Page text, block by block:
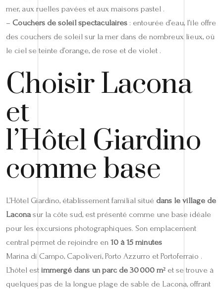
mer, aux ruelles pavées et aux maisons pastel .
– Couchers de soleil spectaculaires : entourée d’eau, l’île offre
des couchers de soleil sur la mer dans de nombreux lieux, où
le ciel se teinte d’orange, de rose et de violet .
Choisir Lacona
et
l’Hôtel Giardino
comme base
L’Hôtel Giardino, établissement familial situé dans le village de
Laconasur la côte sud, est présenté comme une base idéale
pour les excursions photographiques. Son emplacement
central permet de rejoindre en 10 à 15 minutes
Marina di Campo, Capoliveri, Porto Azzurro et Portoferraio .
L’hôtel est immergé dans un parc de 30 000 m² et se trouve à
quelques pas de la longue plage de sable de Lacona, offrant